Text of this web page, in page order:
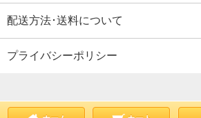
配送方法･送料について
プライバシーポリシー